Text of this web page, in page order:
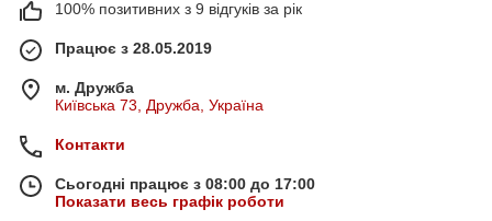
100% позитивних з 9 відгуків за рік
Працює з 28.05.2019
м. Дружба
Київська 73, Дружба, Україна
Контакти
Сьогодні працює з 08:00 до 17:00
Показати весь графік роботи